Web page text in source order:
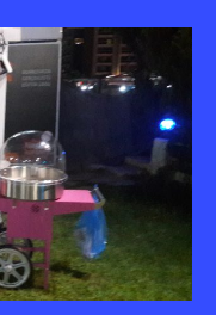
20